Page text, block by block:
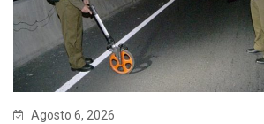
Agosto 6, 2026